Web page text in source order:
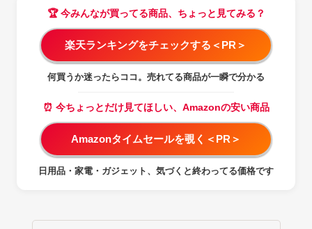
🏆 今みんなが買ってる商品、ちょっと見てみる？
楽天ランキングをチェックする＜PR＞
何買うか迷ったらココ。売れてる商品が一瞬で分かる
⏰ 今ちょっとだけ見てほしい、Amazonの安い商品
Amazonタイムセールを覗く＜PR＞
日用品・家電・ガジェット、気づくと終わってる価格です